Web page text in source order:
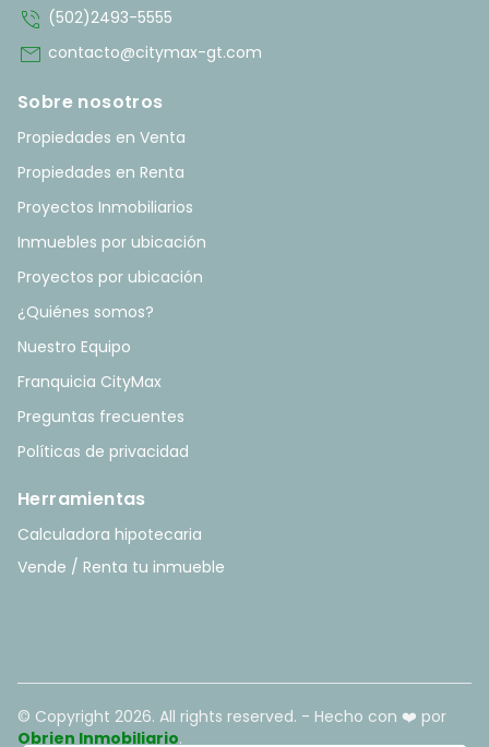
phone_in_talk (502)2493-5555
mail contacto@citymax-gt.com
Sobre nosotros
Propiedades en Venta
Propiedades en Renta
Proyectos Inmobiliarios
Inmuebles por ubicación
Proyectos por ubicación
¿Quiénes somos?
Nuestro Equipo
Franquicia CityMax
Preguntas frecuentes
Políticas de privacidad
Herramientas
Calculadora hipotecaria
Vende / Renta tu inmueble
© Copyright 2026. All rights reserved. - Hecho con ❤️ por
Obrien Inmobiliario.